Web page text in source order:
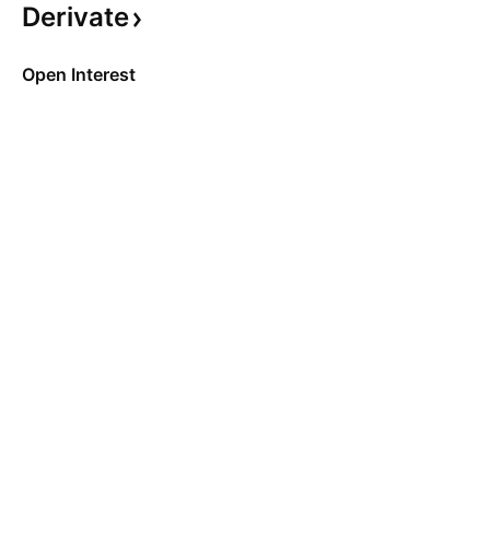
Derivate
Open Interest